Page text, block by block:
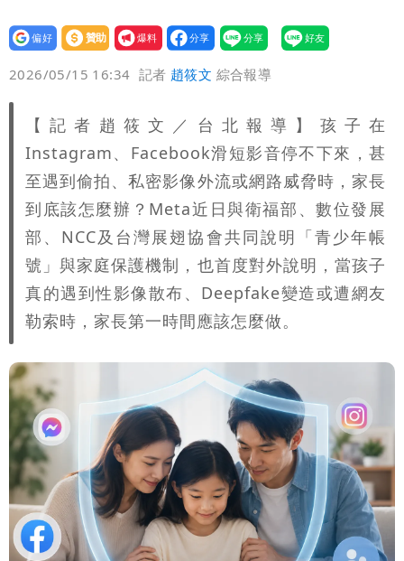
程
白海豚颱風來了！8地大雨特報 24小時
恐下500毫米
白海豚接近「北台灣大雨特報」 氣象
署：本島陸警機率低
白海豚降雨注意！10縣市豪雨特報 今
晚至明下午受影響
設為
贊助
我要
爆料
2026/05/15 16:34 記者 趙筱文 綜合報導
【記者趙筱文／台北報導】孩子在
Instagram、Facebook滑短影音停不下來，甚
至遇到偷拍、私密影像外流或網路威脅時，家長
到底該怎麼辦？Meta近日與衛福部、數位發展
部、NCC及台灣展翅協會共同說明「青少年帳
號」與家庭保護機制，也首度對外說明，當孩子
真的遇到性影像散布、Deepfake變造或遭網友
勒索時，家長第一時間應該怎麼做。